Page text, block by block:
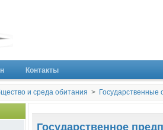
Контакты
и среда обитания > Государственные
Государственное